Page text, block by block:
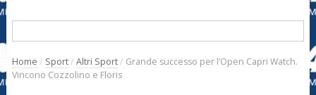
Home / Sport/ Altri Sport/ Grande successo per l’Open Capri Watch.
Vincono Cozzolino e Floris